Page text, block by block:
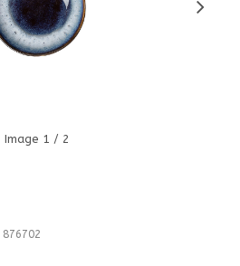
Image 1 / 2
876702